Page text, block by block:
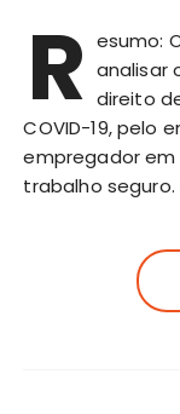
R esumo:
analisar
direito
COVID-19, pelo
empregador
trabalho seguro.